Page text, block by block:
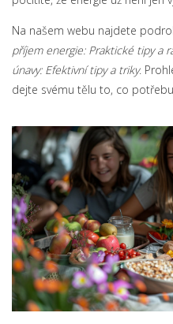
Na našem webu najdete
příjem energie: Praktické tipy a
únavy: Efektivní tipy a triky.
dejte svému tělu to, co